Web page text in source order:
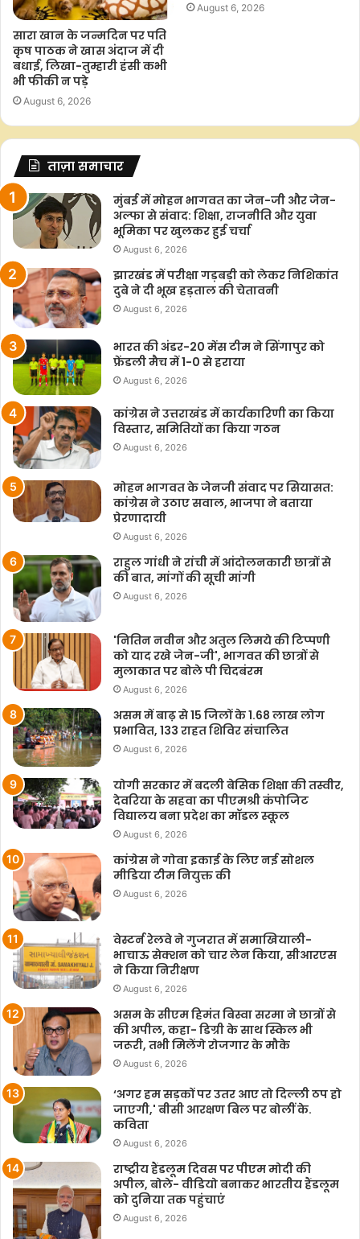
सारा खान के जन्मदिन पर पति
कृष पाठक ने खास अंदाज में दी
बधाई, लिखा-तुम्हारी हंसी कभी
भी फीकी न पड़े
August 6, 2026
August 6, 2026
ताज़ा समाचार
मुंबई में मोहन भागवत का जेन-जी और जेन-
अल्फा से संवाद: शिक्षा, राजनीति और युवा
भूमिका पर खुलकर हुई चर्चा
August 6, 2026
झारखंड में परीक्षा गड़बड़ी को लेकर निशिकांत
दुबे ने दी भूख हड़ताल की चेतावनी
August 6, 2026
भारत की अंडर-20 मेंस टीम ने सिंगापुर को
फ्रेंडली मैच में 1-0 से हराया
August 6, 2026
कांग्रेस ने उत्तराखंड में कार्यकारिणी का किया
विस्तार, समितियों का किया गठन
August 6, 2026
मोहन भागवत के जेनजी संवाद पर सियासत:
कांग्रेस ने उठाए सवाल, भाजपा ने बताया
प्रेरणादायी
August 6, 2026
राहुल गांधी ने रांची में आंदोलनकारी छात्रों से
की बात, मांगों की सूची मांगी
August 6, 2026
'नितिन नवीन और अतुल लिमये की टिप्पणी
को याद रखे जेन-जी', भागवत की छात्रों से
मुलाकात पर बोले पी चिदबंरम
August 6, 2026
असम में बाढ़ से 15 जिलों के 1.68 लाख लोग
प्रभावित, 133 राहत शिविर संचालित
August 6, 2026
योगी सरकार में बदली बेसिक शिक्षा की तस्वीर,
देवरिया के सहवा का पीएमश्री कंपोजिट
विद्यालय बना प्रदेश का मॉडल स्कूल
August 6, 2026
कांग्रेस ने गोवा इकाई के लिए नई सोशल
मीडिया टीम नियुक्त की
August 6, 2026
वेस्टर्न रेलवे ने गुजरात में समाखियाली-
भाचाऊ सेक्शन को चार लेन किया, सीआरएस
ने किया निरीक्षण
August 6, 2026
असम के सीएम हिमंत बिस्वा सरमा ने छात्रों से
की अपील, कहा- डिग्री के साथ स्किल भी
जरूरी, तभी मिलेंगे रोजगार के मौके
August 6, 2026
‘अगर हम सड़कों पर उतर आए तो दिल्ली ठप हो
जाएगी,' बीसी आरक्षण बिल पर बोलीं के.
कविता
August 6, 2026
राष्ट्रीय हैंडलूम दिवस पर पीएम मोदी की
अपील, बोले- वीडियो बनाकर भारतीय हैंडलूम
को दुनिया तक पहुंचाएं
August 6, 2026